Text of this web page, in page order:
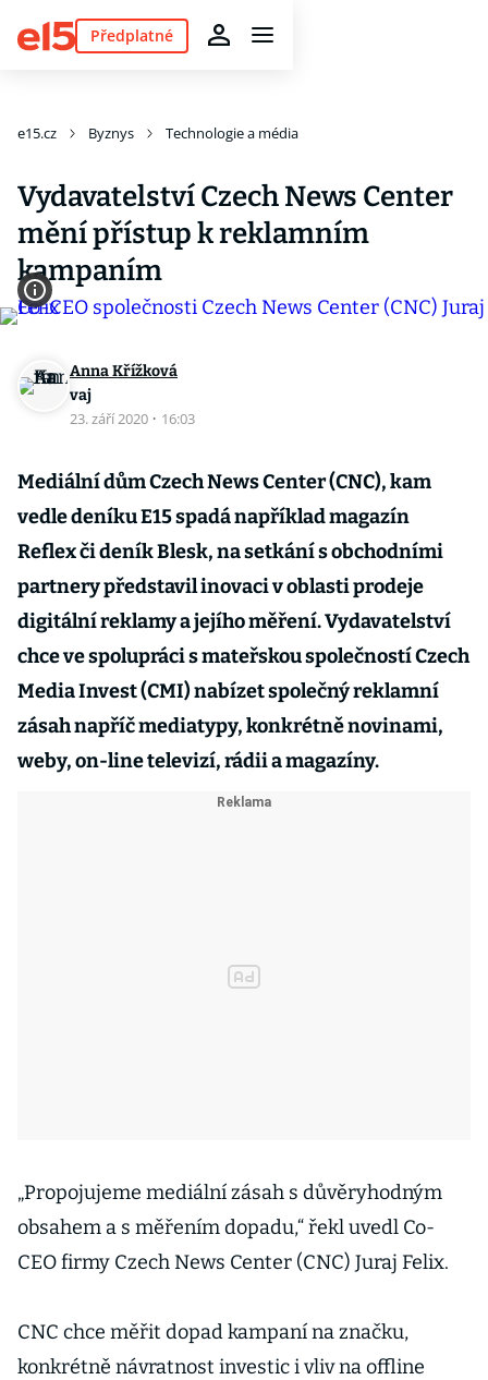
Předplatné
e15.cz Byznys Technologie a média
Vydavatelství Czech News Center
mění přístup k reklamním
kampaním
Anna Křížková
vaj
23. září 2020 · 16:03
Mediální dům Czech News Center (CNC), kam
vedle deníku E15 spadá například magazín
Reflex či deník Blesk, na setkání s obchodními
partnery představil inovaci v oblasti prodeje
digitální reklamy a jejího měření. Vydavatelství
chce ve spolupráci s mateřskou společností Czech
Media Invest (CMI) nabízet společný reklamní
zásah napříč mediatypy, konkrétně novinami,
weby, on-line televizí, rádii a magazíny.
„Propojujeme mediální zásah s důvěryhodným
obsahem a s měřením dopadu,“ řekl uvedl Co-
CEO firmy Czech News Center (CNC) Juraj Felix.
CNC chce měřit dopad kampaní na značku,
konkrétně návratnost investic i vliv na offline